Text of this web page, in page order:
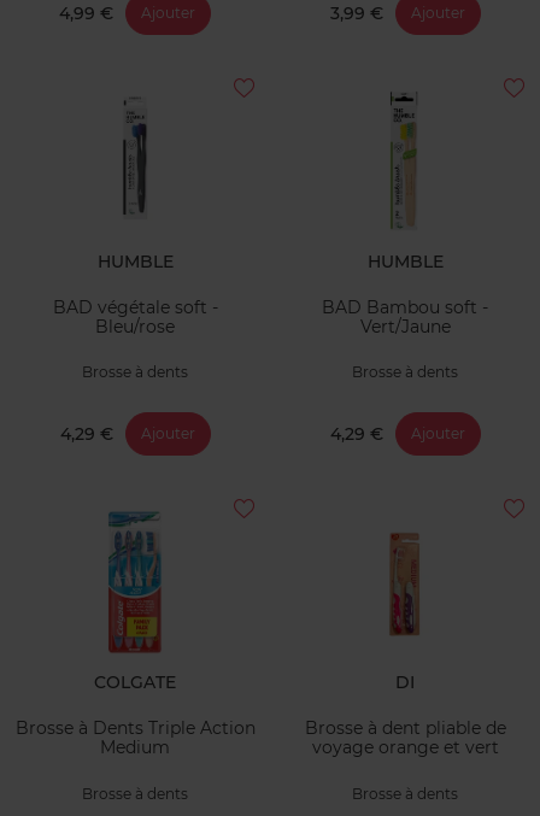
4,99 € Ajouter 3,99 € Ajouter
HUMBLE
BAD végétale soft -
Bleu/rose
Brosse à dents
4,29 € Ajouter
HUMBLE
BAD Bambou soft -
Vert/Jaune
Brosse à dents
4,29 € Ajouter
COLGATE
Brosse à Dents Triple Action
Medium
Brosse à dents
DI
Brosse à dent pliable de
voyage orange et vert
Brosse à dents